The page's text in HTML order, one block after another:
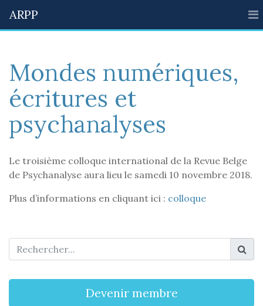
ARPP
Mondes numériques,
écritures et
psychanalyses
Le troisième colloque international de la Revue Belge
de Psychanalyse aura lieu le samedi 10 novembre 2018.
Plus d’informations en cliquant ici : colloque
Devenir membre